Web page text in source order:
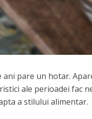
ani pare un hotar.
ale perioadei fac
a stilului alimentar.